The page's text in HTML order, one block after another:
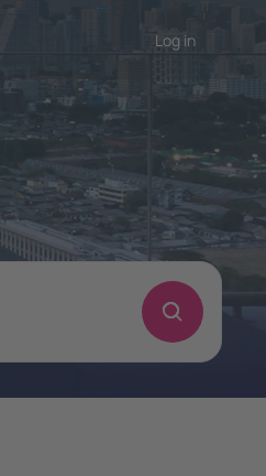
Log in